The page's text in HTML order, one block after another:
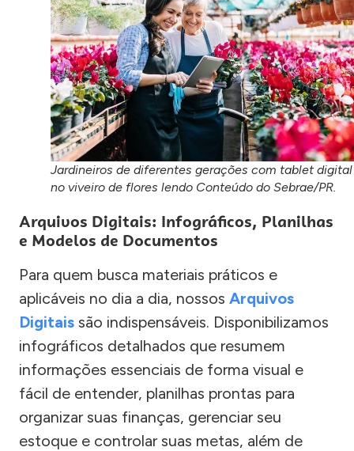
Jardineiros de diferentes gerações com tablet digital
no viveiro de flores lendo Conteúdo do Sebrae/PR.
Arquivos Digitais: Infográficos, Planilhas
e Modelos de Documentos
Para quem busca materiais práticos e
aplicáveis no dia a dia, nossos Arquivos
Digitais são indispensáveis. Disponibilizamos
infográficos detalhados que resumem
informações essenciais de forma visual e
fácil de entender, planilhas prontas para
organizar suas finanças, gerenciar seu
estoque e controlar suas metas, além de